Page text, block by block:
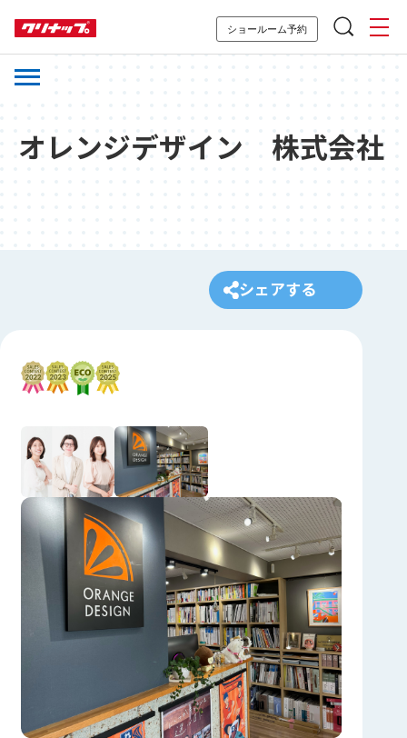
ショールーム予約
オレンジデザイン 株式会社
シェアする